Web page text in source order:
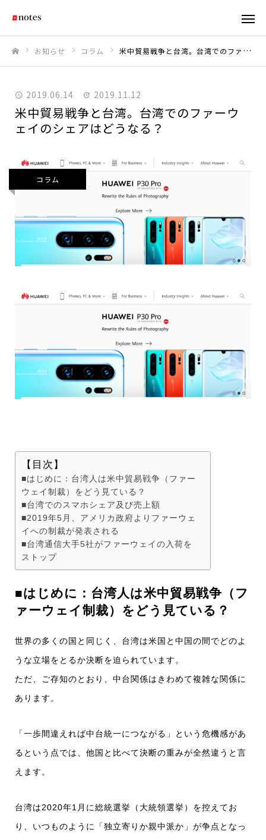
お知らせ コラム 米中貿易戦争と台湾。台湾でのファーウェイのシェアはどうなる？
2019.06.14 2019.11.12
米中貿易戦争と台湾。台湾でのファーウ
ェイのシェアはどうなる？
コラム
【目次】
■はじめに：台湾人は米中貿易戦争（ファー
ウェイ制裁）をどう見ている？
■台湾でのスマホシェア及び売上額
■2019年5月、アメリカ政府よりファーウェ
イへの制裁が発表される
■台湾通信大手5社がファーウェイの入荷を
ストップ
■はじめに：台湾人は米中貿易戦争（フ
ァーウェイ制裁）をどう見ている？
世界の多くの国と同じく、台湾は米国と中国の間でどのよ
うな立場をとるか決断を迫られています。
ただ、ご存知のとおり、中台関係はきわめて複雑な関係に
あります。
「一歩間違えれば中台統一につながる」という危機感があ
るという点では、他国と比べて決断の重みが全然違うと言
えます。
台湾は2020年1月に総統選挙（大統領選挙）を控えてお
り、いつものように「独立寄りか親中派か」が争点となっ